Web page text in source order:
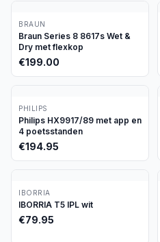
BRAUN
Braun Series 8 8617s Wet &
Dry met flexkop
€199.00
PHILIPS
Philips HX9917/89 met app en
4 poetsstanden
€194.95
IBORRIA
IBORRIA T5 IPL wit
€79.95